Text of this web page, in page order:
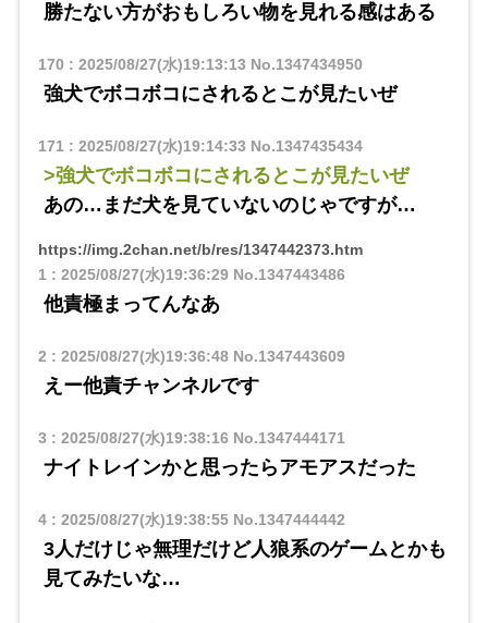
勝たない方がおもしろい物を見れる感はある
170 : 2025/08/27(水)19:13:13 No.1347434950
強犬でボコボコにされるとこが見たいぜ
171 : 2025/08/27(水)19:14:33 No.1347435434
>強犬でボコボコにされるとこが見たいぜ
あの…まだ犬を見ていないのじゃですが…
https://img.2chan.net/b/res/1347442373.htm
1 : 2025/08/27(水)19:36:29No.1347443486
他責極まってんなあ
2 : 2025/08/27(水)19:36:48No.1347443609
えー他責チャンネルです
3 : 2025/08/27(水)19:38:16 No.1347444171
ナイトレインかと思ったらアモアスだった
4: 2025/08/27(水)19:38:55No.1347444442
3人だけじゃ無理だけど人狼系のゲームとかも
見てみたいな…